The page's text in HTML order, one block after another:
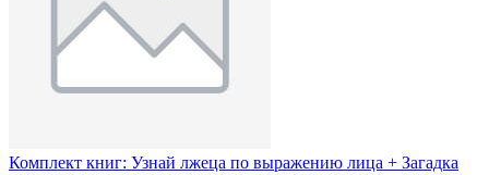
Комплект книг: Узнай лжеца по выражению лица + Загадка